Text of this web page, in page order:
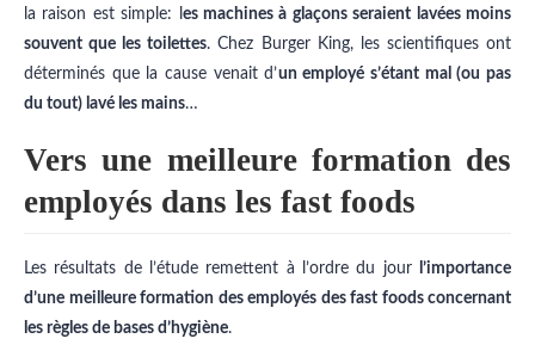
la raison est simple: l es machines à glaçons seraient lavées moins
souvent que les toilettes. Chez Burger King, les scientifiques ont
déterminés que la cause venait d’un employé s’étant mal (ou pas
du tout) lavé les mains…
Vers une meilleure formation des
employés dans les fast foods
Les résultats de l’étude remettent à l’ordre du jour
l’importance
d’une meilleure formation des employés des fast foods concernant
les règles de bases d’hygiène.